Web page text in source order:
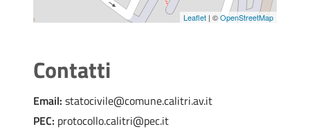
Leaflet | ©OpenStreetMap
Contatti
Email: statocivile@comune.calitri.av.it
PEC: protocollo.calitri@pec.it